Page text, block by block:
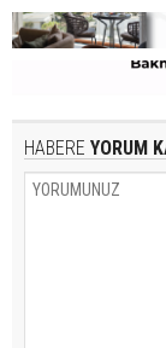
HABERE YORUM